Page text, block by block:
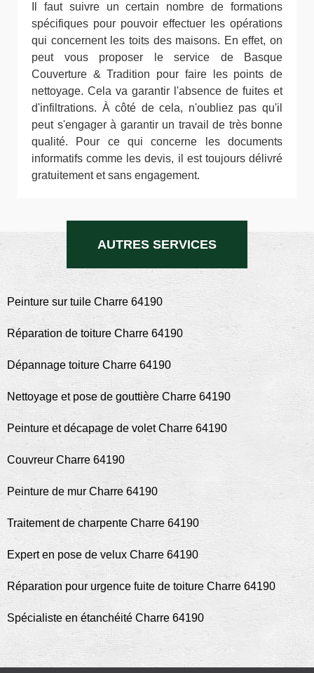
Il faut suivre un certain nombre de formations
spécifiques pour pouvoir effectuer les opérations
qui concernent les toits des maisons. En effet, on
peut vous proposer le service de Basque
Couverture & Tradition pour faire les points de
nettoyage. Cela va garantir l'absence de fuites et
d'infiltrations. À côté de cela, n'oubliez pas qu'il
peut s'engager à garantir un travail de très bonne
qualité. Pour ce qui concerne les documents
informatifs comme les devis, il est toujours délivré
gratuitement et sans engagement.
AUTRES SERVICES
Peinture sur tuile Charre 64190
Réparation de toiture Charre 64190
Dépannage toiture Charre 64190
Nettoyage et pose de gouttière Charre 64190
Peinture et décapage de volet Charre 64190
Couvreur Charre 64190
Peinture de mur Charre 64190
Traitement de charpente Charre 64190
Expert en pose de velux Charre 64190
Réparation pour urgence fuite de toiture Charre 64190
Spécialiste en étanchéité Charre 64190